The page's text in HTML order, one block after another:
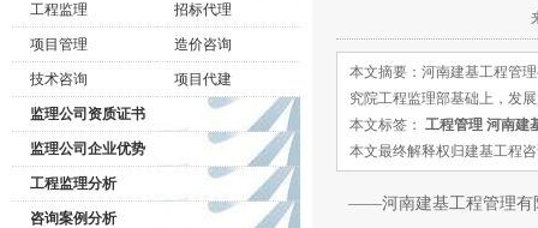
工程监理 招标代理
项目管理 造价咨询
技术咨询 项目代建
监理公司资质证书
监理公司企业优势
工程监理分析
咨询案例分析
本文摘要：河南建基工程管
究院工程监理部基础上，发
本文标签： 工程管理 河南建
本文最终解释权归建基工程咨
——河南建基工程管理有